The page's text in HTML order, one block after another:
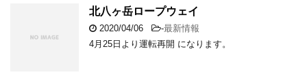
北八ヶ岳ロープウェイ
2020/04/06 -最新情報
4月25日より運転再開 になります。